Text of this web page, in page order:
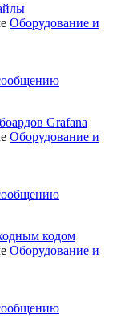
Оборудование и
Grafana
Оборудование и
кодом
Оборудование и